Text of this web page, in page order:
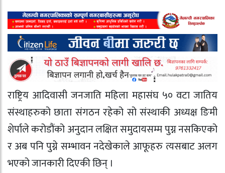
राष्ट्रिय आदिवासी जनजाति महिला महासंघ ५० वटा जातिय
संस्थाहरुको छाता संगठन रहेको सो संस्थाकी अध्यक्ष ङिमी
शेर्पाले करोडौंको अनुदान लक्षित समुदायसम्म पुग्न नसकिएको
र अब पनि पुग्ने सम्भावन नदेखेकाले आफूहरु त्यसबाट अलग
भएको जानकारी दिएकी छिन् ।